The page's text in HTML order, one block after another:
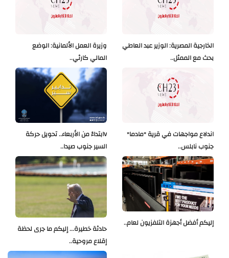
وزيرة العمل الألمانية: الوضع
المالي كارثي..
الخارجية المصرية: الوزير عبد العاطي
بحث مع الممثل..
Vابتداءً من الأربعاء.. تحويل حركة
السير جنوب صيدا..
اندلاع مواجهات في قرية "مادما"
جنوب نابلس..
حادثة خطيرة... إليكم ما جرى لحظة
إقلاع مروحية..
إليكم أفضل أجهزة التلفزيون لعام..